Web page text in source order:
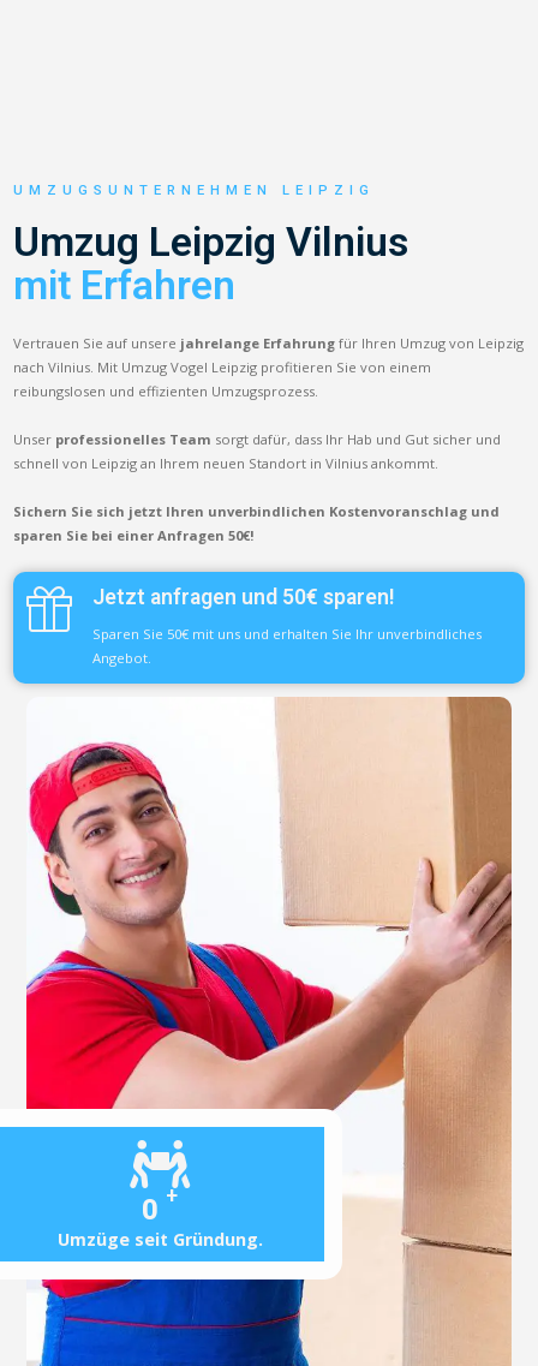
0 +
Umzüge seit Gründung.
UMZUGSUNTERNEHMEN LEIPZIG
Umzug Leipzig Vilnius
mit Erfahren
Vertrauen Sie auf unsere jahrelange Erfahrung für Ihren Umzug von Leipzig
nach Vilnius. Mit Umzug Vogel Leipzig profitieren Sie von einem
reibungslosen und effizienten Umzugsprozess.
Unser professionelles Team sorgt dafür, dass Ihr Hab und Gut sicher und
schnell von Leipzig an Ihrem neuen Standort in Vilnius ankommt.
Sichern Sie sich jetzt Ihren unverbindlichen Kostenvoranschlag und
sparen Sie bei einer Anfragen 50€!
Jetzt anfragen und 50€ sparen!
Sparen Sie 50€ mit uns und erhalten Sie Ihr unverbindliches
Angebot.